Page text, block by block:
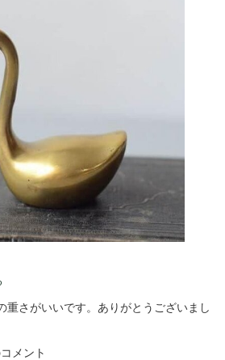
重さがいいです。ありがとうございまし
メント